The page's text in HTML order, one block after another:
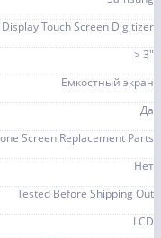
Display Touch Screen Digitizer
> 3"
Емкостный экран
Да
Screen Replacement Parts
Нет
Tested Before Shipping Out
LCD